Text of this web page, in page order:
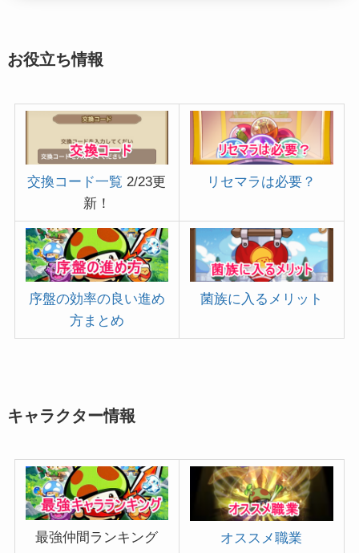
お役立ち情報
交換コード一覧 2/23更
新！
リセマラは必要？
序盤の効率の良い進め
方まとめ
菌族に入るメリット
キャラクター情報
最強仲間ランキング オススメ職業